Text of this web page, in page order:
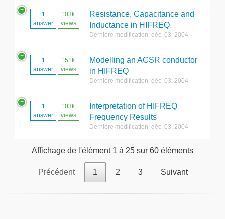
1
answer
103k
views
Resistance, Capacitance and
Inductance in HIFREQ
Dernière modification: déc. 03, 2004
1
answer
151k
views
Modelling an ACSR conductor
in HIFREQ
Dernière modification: déc. 03, 2004
1
answer
103k
views
Interpretation of HIFREQ
Frequency Results
Dernière modification: déc. 03, 2004
Affichage de l'élément 1 à 25 sur 60 éléments
Précédent 1 2 3 Suivant